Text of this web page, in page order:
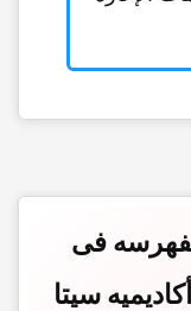
فی
أکادیمیه سیتا